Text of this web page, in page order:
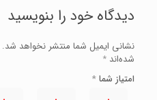
دیدگاه خود را بنویسید
نشانی ایمیل شما منتشر نخواهد شد.
شده‌اند *
امتیاز شما*